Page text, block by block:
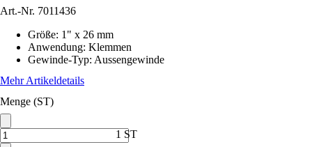
Art.-Nr. 7011436
Größe: 1" x 26 mm
Anwendung: Klemmen
Gewinde-Typ: Aussengewinde
Mehr Artikeldetails
Menge (ST)
1 ST